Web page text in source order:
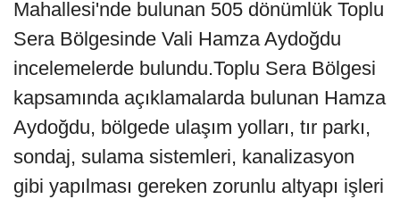
Mahallesi'nde bulunan 505 dönümlük Toplu
Sera Bölgesinde Vali Hamza Aydoğdu
incelemelerde bulundu.Toplu Sera Bölgesi
kapsamında açıklamalarda bulunan Hamza
Aydoğdu, bölgede ulaşım yolları, tır parkı,
sondaj, sulama sistemleri, kanalizasyon
gibi yapılması gereken zorunlu altyapı işleri